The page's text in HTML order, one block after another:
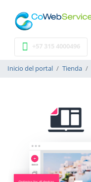
+57 315 4000496
Inicio del portal Tienda